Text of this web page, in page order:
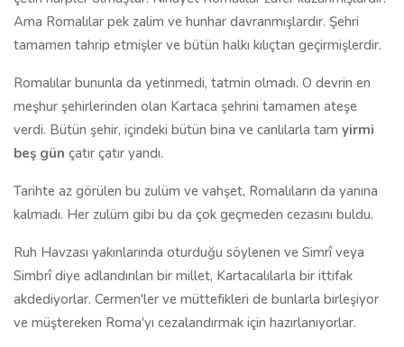
Ama Romalılar pek zalim ve hunhar davranmışlardır. Şehri
tamamen tahrip etmişler ve bütün halkı kılıçtan geçirmişlerdir.
Romalılar bununla da yetinmedi, tatmin olmadı. O devrin en
meşhur şehirlerinden olan Kartaca şehrini tamamen ateşe
verdi. Bütün şehir, içindeki bütün bina ve canlılarla tam yirmi
beş gün çatır çatır yandı.
Tarihte az görülen bu zulüm ve vahşet, Romalıların da yanına
kalmadı. Her zulüm gibi bu da çok geçmeden cezasını buldu.
Ruh Havzası yakınlarında oturduğu söylenen ve Simrî veya
Simbrî diye adlandırılan bir millet, Kartacalılarla bir ittifak
akdediyorlar. Cermen'ler ve müttefikleri de bunlarla birleşiyor
ve müştereken Roma'yı cezalandırmak için hazırlanıyorlar.